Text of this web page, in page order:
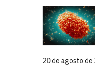
20 de agosto de